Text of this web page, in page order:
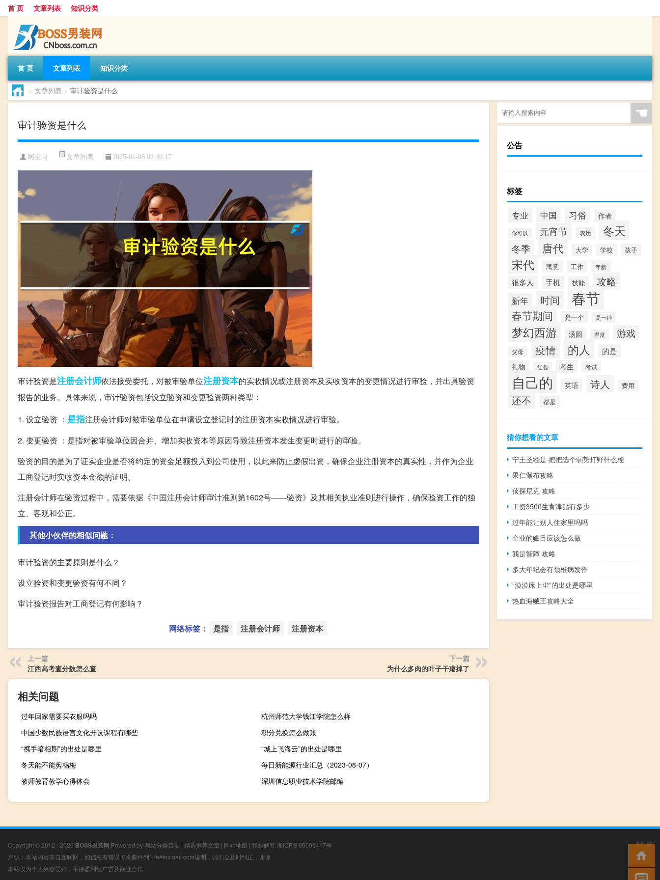
首 页 文章列表 知识分类
首 页 文章列表 知识分类
> 文章列表 > 审计验资是什么
审计验资是什么
网友:sj 文章列表 2025-01-08 03:40:17
审计验资是注册会计师依法接受委托，对被审验单位注册资本的实收情况或注册资本及实收资本的变更情况进行审验，并出具验资
报告的业务。具体来说，审计验资包括设立验资和变更验资两种类型：
1. 设立验资 ： 是指注册会计师对被审验单位在申请设立登记时的注册资本实收情况进行审验。
2. 变更验资 ：是指对被审验单位因合并、增加实收资本等原因导致注册资本发生变更时进行的审验。
验资的目的是为了证实企业是否将约定的资金足额投入到公司使用，以此来防止虚假出资，确保企业注册资本的真实性，并作为企业
工商登记时实收资本金额的证明。
注册会计师在验资过程中，需要依据《中国注册会计师审计准则第1602号——验资》及其相关执业准则进行操作，确保验资工作的独
立、客观和公正。
其他小伙伴的相似问题：
审计验资的主要原则是什么？
设立验资和变更验资有何不同？
审计验资报告对工商登记有何影响？
网络标签： 是指 注册会计师 注册资本
上一篇
江西高考查分数怎么查
下一篇
为什么多肉的叶子干瘪掉了
相关问题
过年回家需要买衣服吗吗
杭州师范大学钱江学院怎么样
中国少数民族语言文化开设课程有哪些
积分兑换怎么做账
“携手暗相期”的出处是哪里
“城上飞海云”的出处是哪里
冬天能不能剪杨梅
每日新能源行业汇总（2023-08-07）
教师教育教学心得体会
深圳信息职业技术学院邮编
☚
公告
标签
专业 中国 习俗 作者
你可以 元宵节 农历 冬天
冬季 唐代 大学 学校 孩子
宋代 寓意 工作 年龄
很多人 手机 技能 攻略
新年 时间 春节
春节期间 是一个 是一种
梦幻西游 汤圆 温度 游戏
父母 疫情 的人 的是
礼物 红包 考生 考试
自己的 英语 诗人 费用
还不 都是
猜你想看的文章
宁王圣经是 把把选个弱势打野什么梗
果仁瀑布攻略
侦探尼克 攻略
工资3500生育津贴有多少
过年能让别人住家里吗吗
企业的账目应该怎么做
我是智障 攻略
多大年纪会有颈椎病发作
“漠漠床上尘”的出处是哪里
热血海贼王攻略大全
Copyright © 2012 - 2026 BOSS男装网 Powered by 网站分类目录 | 精选推荐文章 | 网站地图 | 疑难解答 浙ICP备05009417号
声明：本站内容来自互联网，如信息有错误可发邮件到f_fb#foxmail.com说明，我们会及时纠正，谢谢
本站仅为个人兴趣爱好，不接盈利性广告及商业合作
小男孩